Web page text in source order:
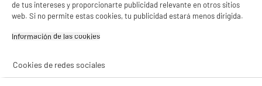
barba & cabello
de tus intereses y proporcionarte publicidad relevante en otros sitios
web. Si no permite estas cookies, tu publicidad estará menos dirigida.
Información de las cookies‎
Cookies de redes sociales